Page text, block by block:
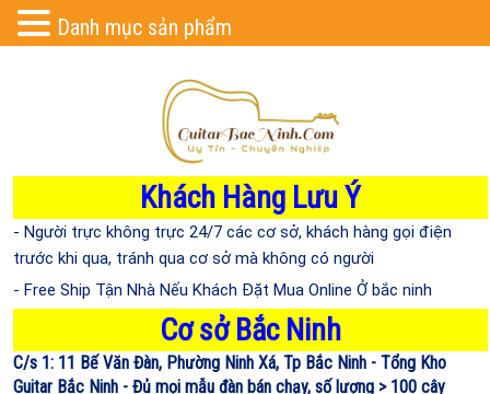
Khách Hàng Lưu Ý
- Người trực không trực 24/7 các cơ sở, khách hàng gọi điện
trước khi qua, tránh qua cơ sở mà không có người
- Free Ship Tận Nhà Nếu Khách Đặt Mua Online Ở bắc ninh
Cơ sở Bắc Ninh
C/s 1: 11 Bế Văn Đàn, Phường Ninh Xá, Tp Bắc Ninh - Tổng Kho
Guitar Bắc Ninh - Đủ mọi mẫu đàn bán chạy, số lượng > 100 cây
Danh mục sản phẩm